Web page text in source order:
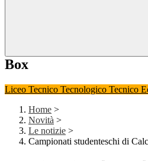
Box
Liceo Tecnico Tecnologico Tecnico
Home >
Novità >
Le notizie >
Campionati studenteschi di